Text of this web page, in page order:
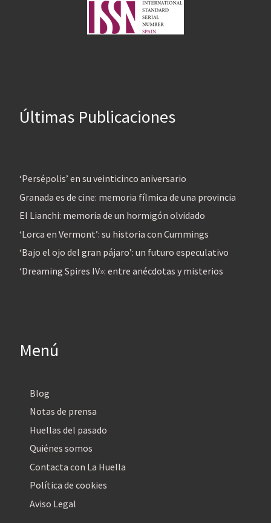
Últimas Publicaciones
‘Persépolis’ en su veinticinco aniversario
Granada es de cine: memoria fílmica de una provincia
El Lianchi: memoria de un hormigón olvidado
‘Lorca en Vermont’: su historia con Cummings
‘Bajo el ojo del gran pájaro’: un futuro especulativo
‘Dreaming Spires IV»: entre anécdotas y misterios
Menú
Blog
Notas de prensa
Huellas del pasado
Quiénes somos
Contacta con La Huella
Política de cookies
Aviso Legal